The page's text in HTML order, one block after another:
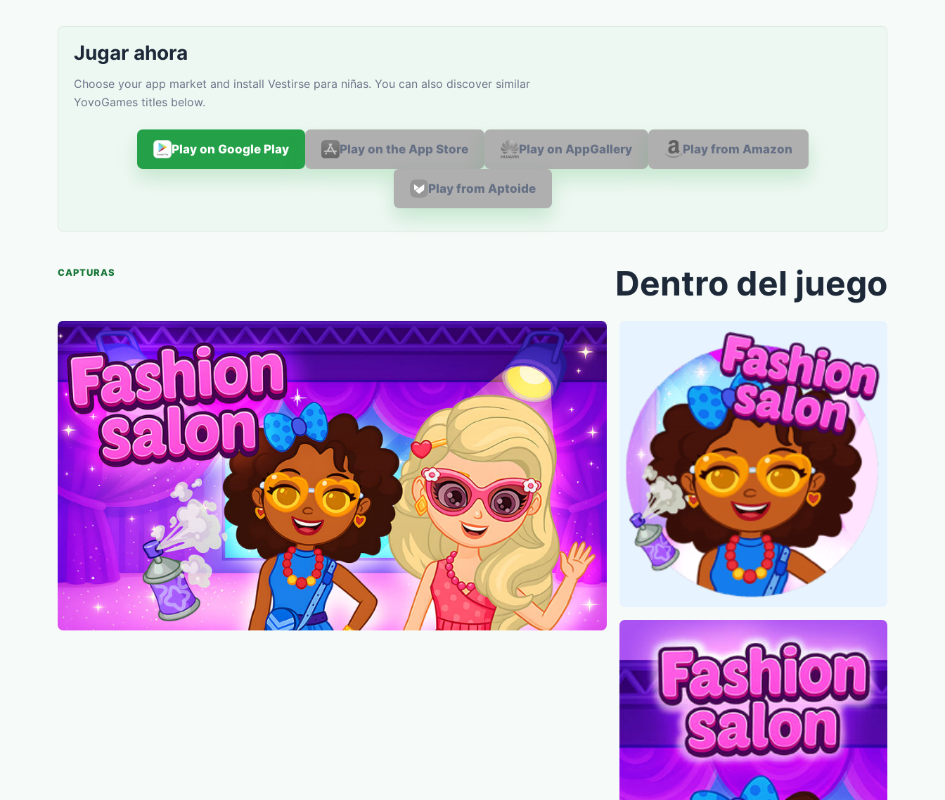
Jugar ahora
Choose your app market and install Vestirse para niñas. You can also discover similar
YovoGames titles below.
Play on Google Play Play on the App Store Play on AppGallery Play from Amazon
Play from Aptoide
CAPTURAS Dentro del juego